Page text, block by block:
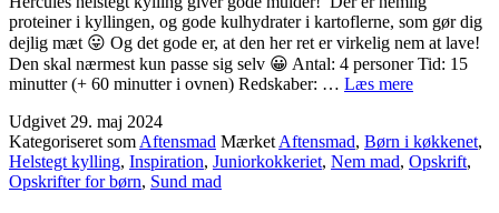
proteiner i kyllingen, og gode kulhydrater i kartoflerne, som gør dig
dejlig mæt 😛 Og det gode er, at den her ret er virkelig nem at lave!
Den skal nærmest kun passe sig selv 😀 Antal: 4 personer Tid: 15
minutter (+ 60 minutter i ovnen) Redskaber: … Læs mere
Udgivet29. maj 2024
Kategoriseret somAftensmad MærketAftensmad, Børn i køkkenet,
Helstegt kylling, Inspiration, Juniorkokkeriet, Nem mad, Opskrift,
Opskrifter for børn, Sund mad